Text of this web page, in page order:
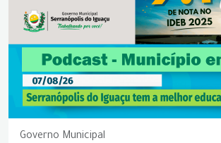
Governo Municipal